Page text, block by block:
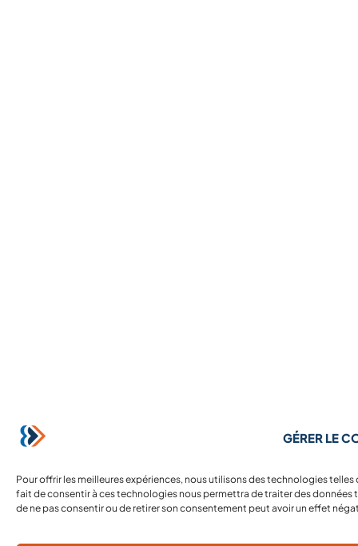
GÉRER LE
Pour offrir les meilleures expériences, nous utilisons des technologies
fait de consentir à ces technologies nous permettra de traiter des
de ne pas consentir ou de retirer son consentement peut avoir un effet